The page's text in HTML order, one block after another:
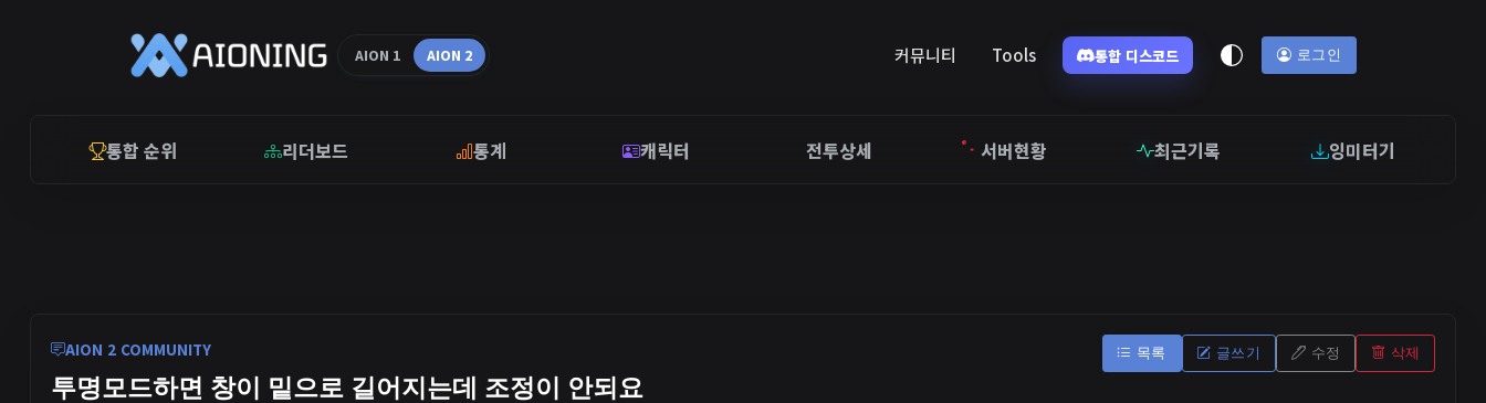
AION 1 AION 2 커뮤니티 Tools 통합 디스코드 로그인
통합 순위 리더보드 통계 캐릭터 전투상세 서버현황 최근기록 잉미터기
AION 2 COMMUNITY
투명모드하면 창이 밑으로 길어지는데 조정이 안되요
목록 글쓰기 수정 삭제